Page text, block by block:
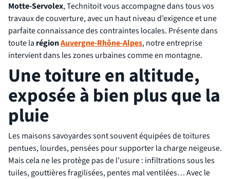
Motte-Servolex, Technitoit vous accompagne dans tous vos
travaux de couverture, avec un haut niveau d’exigence et une
parfaite connaissance des contraintes locales. Présente dans
toute la régionAuvergne-Rhône-Alpes, notre entreprise
intervient dans les zones urbaines comme en montagne.
Une toiture en altitude,
exposée à bien plus que la
pluie
Les maisons savoyardes sont souvent équipées de toitures
pentues, lourdes, pensées pour supporter la charge neigeuse.
Mais cela ne les protège pas de l’usure : infiltrations sous les
tuiles, gouttières fragilisées, pentes mal ventilées… Avec le